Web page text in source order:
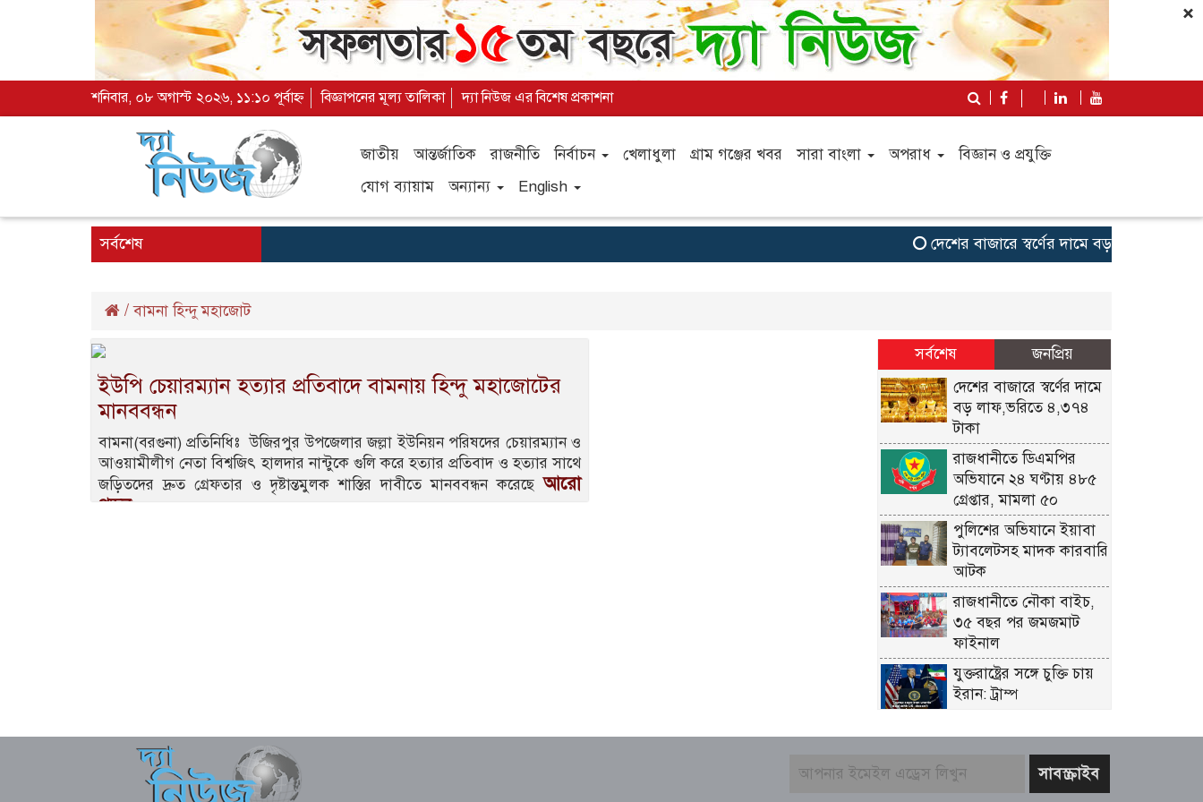
×
শনিবার, ০৮ অগাস্ট ২০২৬, ১১:১০ পূর্বাহ্ন বিজ্ঞাপনের মূল্য তালিকা দ্যা নিউজ এর বিশেষ প্রকাশনা
জাতীয় আন্তর্জাতিক রাজনীতি নির্বাচন খেলাধুলা গ্রাম গঞ্জের খবর সারা বাংলা অপরাধ
বিজ্ঞান ও প্রযুক্তি
যোগ ব্যায়াম
অন্যান্য English
সর্বশেষ দেশের বাজারে স্বর্ণের দামে বড় লাফ,ভরিতে
/বামনা হিন্দু মহাজোট
ইউপি চেয়ারম্যান হত্যার প্রতিবাদে বামনায় হিন্দু মহাজোটের
মানববন্ধন
বামনা(বরগুনা) প্রতিনিধিঃ উজিরপুর উপজেলার জল্লা ইউনিয়ন পরিষদের চেয়ারম্যান ও
আওয়ামীলীগ নেতা বিশ্বজিৎ হালদার নান্টুকে গুলি করে হত্যার প্রতিবাদ ও হত্যার সাথে
জড়িতদের দ্রুত গ্রেফতার ও দৃষ্টান্তমুলক শাস্তির দাবীতে মানববন্ধন করেছেআরো
পড়ুন..
সর্বশেষ
জনপ্রিয়
দেশের বাজারে স্বর্ণের দামে
বড় লাফ,ভরিতে ৪,৩৭৪
টাকা
রাজধানীতে ডিএমপির
অভিযানে ২৪ ঘণ্টায় ৪৮৫
গ্রেপ্তার, মামলা ৫০
পুলিশের অভিযানে ইয়াবা
ট্যাবলেটসহ মাদক কারবারি
আটক
রাজধানীতে নৌকা বাইচ,
৩৫ বছর পর জমজমাট
ফাইনাল
যুক্তরাষ্ট্রের সঙ্গে চুক্তি চায়
ইরান: ট্রাম্প
পদ্ধতি, যুক্তরাষ্ট্রে নতুন
পদ্ধতির প্রয়োগ